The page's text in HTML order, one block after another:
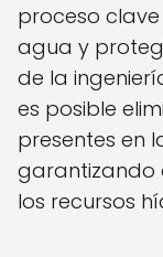
proceso
agua y
de la
es posible
presentes en
garantizando
los recursos